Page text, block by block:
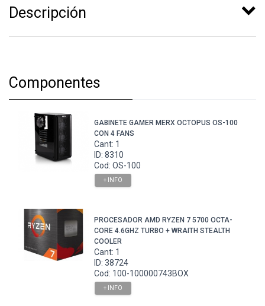
Descripción
Componentes
GABINETE GAMER MERX OCTOPUS OS-100
CON 4 FANS
Cant: 1
ID: 8310
Cod: OS-100
+ INFO
PROCESADOR AMD RYZEN 7 5700 OCTA-
CORE 4.6GHZ TURBO + WRAITH STEALTH
COOLER
Cant: 1
ID: 38724
Cod: 100-100000743BOX
+ INFO